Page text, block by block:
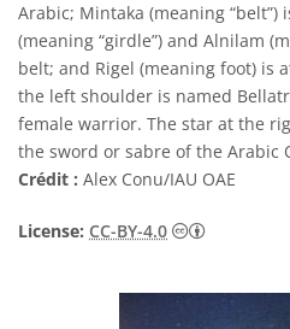
Arabic; Mintaka (meaning “belt”)
(meaning “girdle”) and Alnilam
belt; and Rigel (meaning foot) is
the left shoulder is named
female warrior. The star at the
the sword or sabre of the Arabic
Crédit : Alex Conu/IAU OAE
License: CC-BY-4.0 Creative